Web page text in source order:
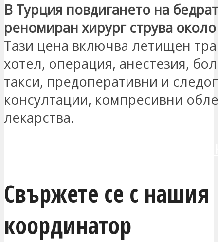
В Турция повдигането на
реномиран хирург струва
Тази цена включва летищен
хотел, операция, анестезия,
такси, предоперативни и
консултации, компресивни
лекарства.
Свържете се с нашия
координатор